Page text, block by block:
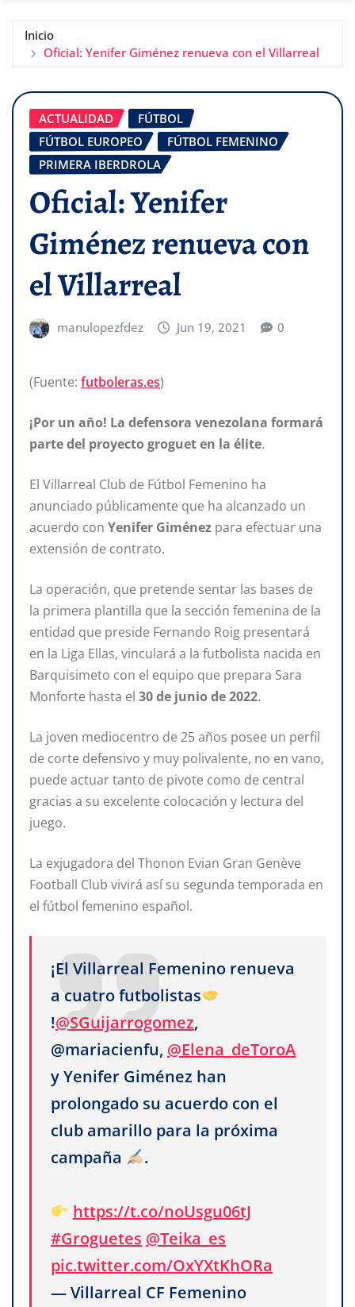
Inicio
Oficial: Yenifer Giménez renueva con el Villarreal
ACTUALIDAD
FÚTBOL
FÚTBOL EUROPEO
FÚTBOL FEMENINO
PRIMERA IBERDROLA
Oficial: Yenifer
Giménez renueva con
el Villarreal
manulopezfdez Jun 19, 2021 0
(Fuente: futboleras.es)
¡Por un año! La defensora venezolana formará
parte del proyecto groguet en la élite.
El Villarreal Club de Fútbol Femenino ha
anunciado públicamente que ha alcanzado un
acuerdo con Yenifer Giménez para efectuar una
extensión de contrato.
La operación, que pretende sentar las bases de
la primera plantilla que la sección femenina de la
entidad que preside Fernando Roig presentará
en la Liga Ellas, vinculará a la futbolista nacida en
Barquisimeto con el equipo que prepara Sara
Monforte hasta el 30de junio de2022.
La joven mediocentro de 25 años posee un perfil
de corte defensivo y muy polivalente, no en vano,
puede actuar tanto de pivote como de central
gracias a su excelente colocación y lectura del
juego.
La exjugadora del Thonon Evian Gran Genève
Football Club vivirá así su segunda temporada en
el fútbol femenino español.
¡El Villarreal Femenino renueva
a cuatro futbolistas
!@SGuijarrogomez,
@mariacienfu, @Elena_deToroA
y Yenifer Giménez han
prolongado su acuerdo con el
club amarillo para la próxima
campaña
.
https://t.co/noUsgu06tJ
#Groguetes @Teika_es
pic.twitter.com/OxYXtKhORa
— Villarreal CF Femenino